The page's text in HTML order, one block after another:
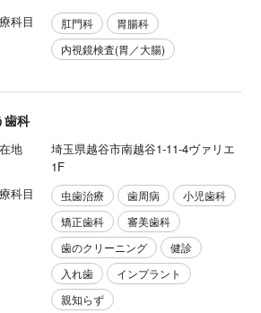
科目
肛門科
胃腸科
内視鏡検査(胃／大腸)
歯科
地
埼玉県越谷市南越谷1-11-4ヴァリエ
1F
科目
虫歯治療 歯周病
小児歯科
矯正歯科
審美歯科
歯のクリーニング
健診
入れ歯
インプラント
親知らず